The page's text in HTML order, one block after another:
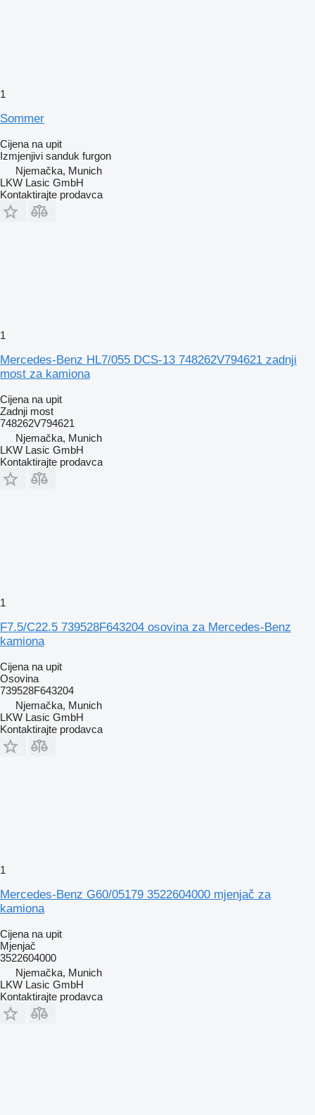
1
Sommer
Cijena na upit
Izmjenjivi sanduk furgon
Njemačka, Munich
LKW Lasic GmbH
Kontaktirajte prodavca
1
Mercedes-Benz HL7/055 DCS-13 748262V794621 zadnji
most za kamiona
Cijena na upit
Zadnji most
748262V794621
Njemačka, Munich
LKW Lasic GmbH
Kontaktirajte prodavca
1
F7.5/C22.5 739528F643204 osovina za Mercedes-Benz
kamiona
Cijena na upit
Osovina
739528F643204
Njemačka, Munich
LKW Lasic GmbH
Kontaktirajte prodavca
1
Mercedes-Benz G60/05179 3522604000 mjenjač za
kamiona
Cijena na upit
Mjenjač
3522604000
Njemačka, Munich
LKW Lasic GmbH
Kontaktirajte prodavca